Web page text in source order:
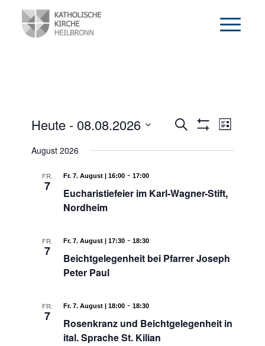
Suche
Ansichten,
Suche
Anzeigen
Liste
Heute - 08.08.2026
wählen.
August 2026
FR.
7
Fr. 7. August | 16:00 -17:00
Eucharistiefeier im Karl-Wagner-Stift,
Nordheim
FR.
7
Fr. 7. August | 17:30 -18:30
Beichtgelegenheit bei Pfarrer Joseph
Peter Paul
FR.
7
Fr. 7. August | 18:00 -18:30
Rosenkranz und Beichtgelegenheit in
ital. Sprache St. Kilian